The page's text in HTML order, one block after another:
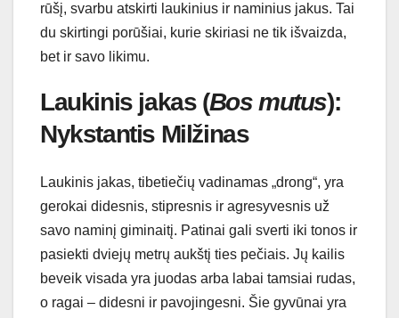
rūšį, svarbu atskirti laukinius ir naminius jakus. Tai
du skirtingi porūšiai, kurie skiriasi ne tik išvaizda,
bet ir savo likimu.
Laukinis jakas (Bos mutus):
Nykstantis Milžinas
Laukinis jakas, tibetiečių vadinamas „drong“, yra
gerokai didesnis, stipresnis ir agresyvesnis už
savo naminį giminaitį. Patinai gali sverti iki tonos ir
pasiekti dviejų metrų aukštį ties pečiais. Jų kailis
beveik visada yra juodas arba labai tamsiai rudas,
o ragai – didesni ir pavojingesni. Šie gyvūnai yra